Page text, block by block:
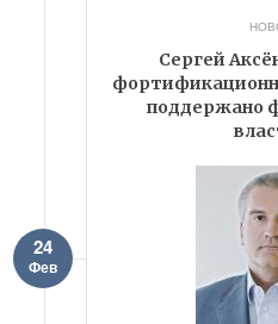
Сергей
поддержано
24
Фев